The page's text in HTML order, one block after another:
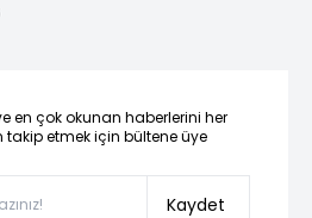
en çok okunan haberlerini her
etmek için bültene üye
Kaydet